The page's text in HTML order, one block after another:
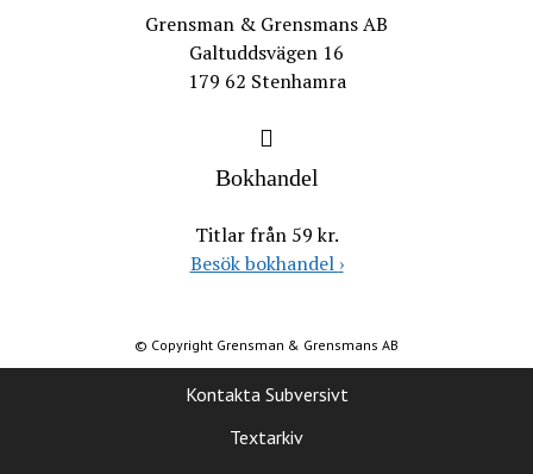
Grensman & Grensmans AB
Galtuddsvägen 16
179 62 Stenhamra
Bokhandel
Titlar från 59 kr.
Besök bokhandel ›
© Copyright Grensman & Grensmans AB
Kontakta Subversivt
Textarkiv